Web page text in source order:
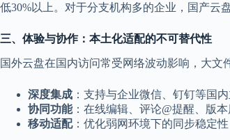
低30%以上。对于分支机构多的企业，国产云
三、体验与协作：本土化适配的不可替代性
国外云盘在国内访问常受网络波动影响，大文
深度集成 ：支持与企业微信、钉钉等国
协同功能：在线编辑、评论@提醒、版
移动适配：优化弱网环境下的同步稳定性